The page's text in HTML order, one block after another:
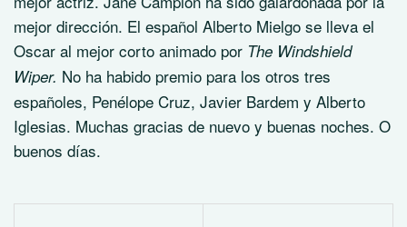
mejor dirección. El español Alberto Mielgo se lleva el
Oscar al mejor corto animado por The Windshield
Wiper. No ha habido premio para los otros tres
españoles, Penélope Cruz, Javier Bardem y Alberto
Iglesias. Muchas gracias de nuevo y buenas noches. O
buenos días.